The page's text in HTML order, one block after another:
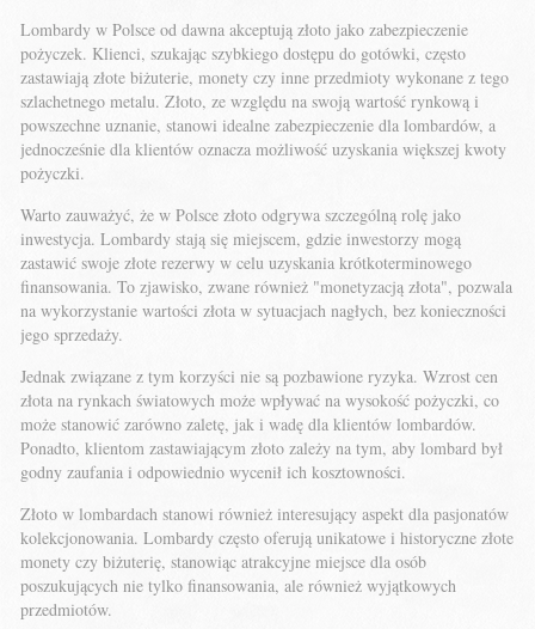
Lombardy w Polsce od dawna akceptują złoto jako zabezpieczenie
pożyczek. Klienci, szukając szybkiego dostępu do gotówki, często
zastawiają złote biżuterie, monety czy inne przedmioty wykonane z tego
szlachetnego metalu. Złoto, ze względu na swoją wartość rynkową i
powszechne uznanie, stanowi idealne zabezpieczenie dla lombardów, a
jednocześnie dla klientów oznacza możliwość uzyskania większej kwoty
pożyczki.
Warto zauważyć, że w Polsce złoto odgrywa szczególną rolę jako
inwestycja. Lombardy stają się miejscem, gdzie inwestorzy mogą
zastawić swoje złote rezerwy w celu uzyskania krótkoterminowego
finansowania. To zjawisko, zwane również "monetyzacją złota", pozwala
na wykorzystanie wartości złota w sytuacjach nagłych, bez konieczności
jego sprzedaży.
Jednak związane z tym korzyści nie są pozbawione ryzyka. Wzrost cen
złota na rynkach światowych może wpływać na wysokość pożyczki, co
może stanowić zarówno zaletę, jak i wadę dla klientów lombardów.
Ponadto, klientom zastawiającym złoto zależy na tym, aby lombard był
godny zaufania i odpowiednio wycenił ich kosztowności.
Złoto w lombardach stanowi również interesujący aspekt dla pasjonatów
kolekcjonowania. Lombardy często oferują unikatowe i historyczne złote
monety czy biżuterię, stanowiąc atrakcyjne miejsce dla osób
poszukujących nie tylko finansowania, ale również wyjątkowych
przedmiotów.